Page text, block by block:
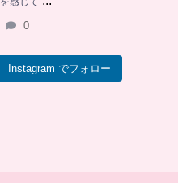
0
Instagram でフォロー